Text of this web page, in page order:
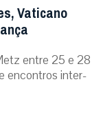
Vaticano
entre 25 e 28
encontros inter-